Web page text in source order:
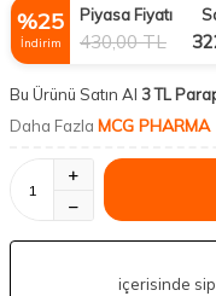
%25
İndirim
Piyasa Fiyatı
430,00TL
Bu Ürünü Satın Al 3 TL
Daha Fazla MCG PHARMA
içerisinde